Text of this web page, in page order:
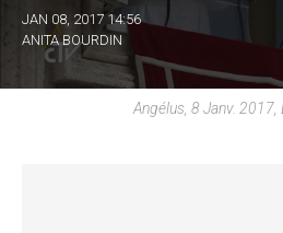
JAN 08, 2017 14:56
ANITA BOURDIN
Angélus, 8 Janv. 2017,